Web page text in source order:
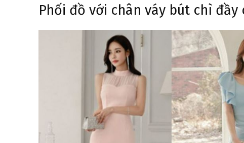
Phối đồ với chân váy bút chì đầy